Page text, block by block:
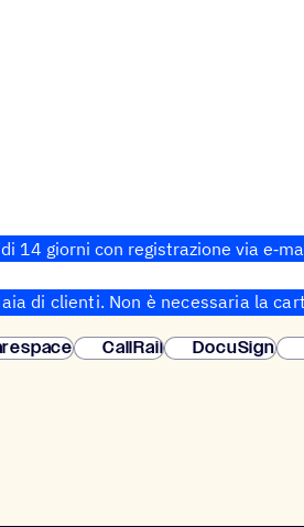
14 giorni con regi­stra­zione via
di clienti. Non è necessaria la
CallRail DocuSign